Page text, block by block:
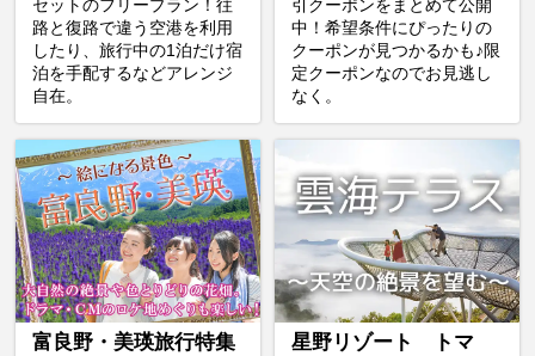
セットのフリープラン！往
路と復路で違う空港を利用
したり、旅行中の1泊だけ宿
泊を手配するなどアレンジ
自在。
引クーポンをまとめて公開
中！希望条件にぴったりの
クーポンが見つかるかも♪限
定クーポンなのでお見逃し
なく。
富良野・美瑛旅行特集
星野リゾート トマ